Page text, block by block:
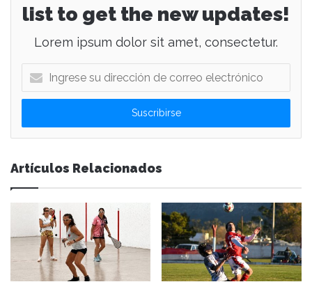
list to get the new updates!
Lorem ipsum dolor sit amet, consectetur.
g
e
s
u
d
c
Artículos Relacionados